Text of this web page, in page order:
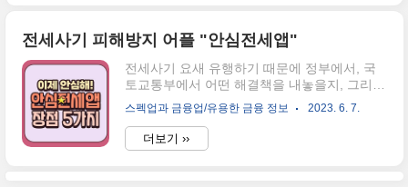
카드는 에피소드별로 나누어져 있는데, 가장
이라고 했죠. 대부분 으 사람들이 "토스는 갑질
을 안 한다" "토스의 캐시백은 쏠쏠하다"라는
이야기가 남겨진 게 최소 에피소드 1 카드와 에
으로 카드 혜택이 개정되면서 이러한 혜택이
줄어들었다는 것은 애용하던 사람들이 ..
전세사기 피해방지 어플 "안심전세앱"
전세사기 요새 유행하기 때문에 정부에서, 국
토교통부에서 어떤 해결책을 내놓을지, 그리고
어떤 방안을 임차인에게 제공할지 모두에게 관
심이 쏟아지고 있었는데요. 전세사기 피해 방
지를 위해 "안심전세앱"이라는 어플을 개발한
것인데요. 전세사기 피해 방지를 위한 안심전
스펙업과 금융업/유용한 금융 정보 2023. 6. 7.
더보기 ››